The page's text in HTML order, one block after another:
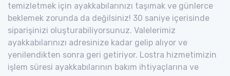
temizletmek için ayakkabılarınızı taşımak ve günlerce
beklemek zorunda da değilsiniz! 30 saniye içerisinde
siparişinizi oluşturabiliyorsunuz. Valelerimiz
ayakkabılarınızı adresinize kadar gelip alıyor ve
yenilendikten sonra geri getiriyor. Lostra hizmetimizin
işlem süresi ayakkabılarının bakım ihtiyaçlarına ve